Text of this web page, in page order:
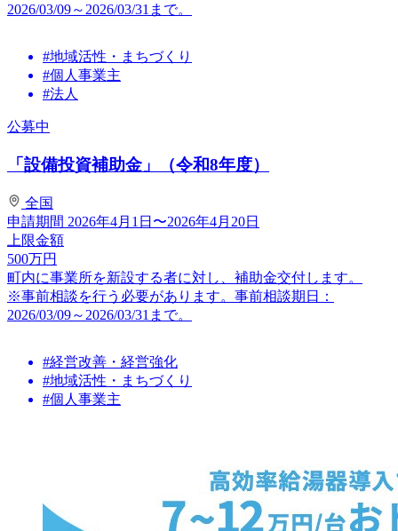
2026/03/09～2026/03/31まで。
#地域活性・まちづくり
#個人事業主
#法人
公募中
「設備投資補助金」（令和8年度）
全国
申請期間 2026年4月1日〜2026年4月20日
上限金額
500万円
町内に事業所を新設する者に対し、補助金交付します。
※事前相談を行う必要があります。事前相談期日：
2026/03/09～2026/03/31まで。
#経営改善・経営強化
#地域活性・まちづくり
#個人事業主